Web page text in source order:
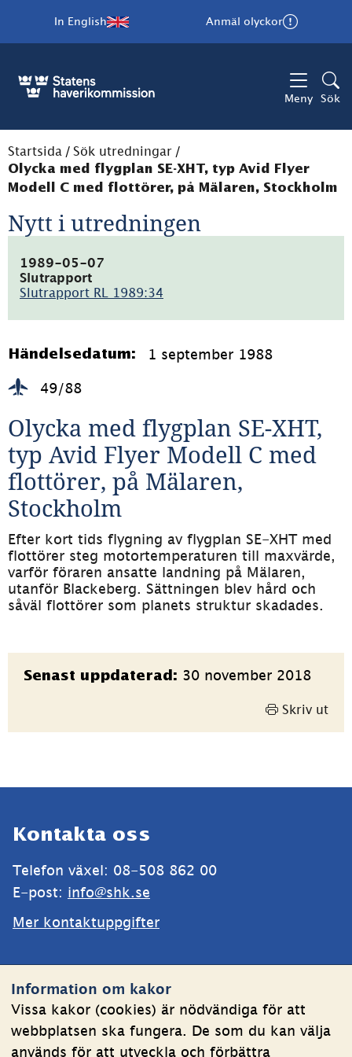
Information om kakor
Vissa kakor (cookies) är nödvändiga för att
webbplatsen ska fungera. De som du kan välja
används för att utveckla och förbättra
In English Anmäl olyckor
Meny Sök
Startsida / Sök utredningar /
Olycka med flygplan SE-XHT, typ Avid Flyer
Modell C med flottörer, på Mälaren, Stockholm
Nytt i utredningen
1989-05-07
Slutrapport
Slutrapport RL 1989:34
2.3MB)
Händelsedatum: 1 september 1988
49/88
Olycka med flygplan SE-XHT,
typ Avid Flyer Modell C med
flottörer, på Mälaren,
Stockholm
Efter kort tids flygning av flygplan SE-XHT med
flottörer steg motortemperaturen till maxvärde,
varför föraren ansatte landning på Mälaren,
utanför Blackeberg. Sättningen blev hård och
såväl flottörer som planets struktur skadades.
Sidinformation
Senast uppdaterad: 30 november 2018
Skriv ut
Kontakta oss
Telefon växel: 08-508 862 00
E-post: info@shk.se
Mer kontaktuppgifter
Om kakor
Behandling av personuppgifter